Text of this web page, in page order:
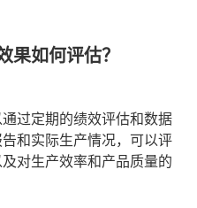
果如何评估？
过定期的绩效评估和数据
和实际生产情况，可以评
对生产效率和产品质量的